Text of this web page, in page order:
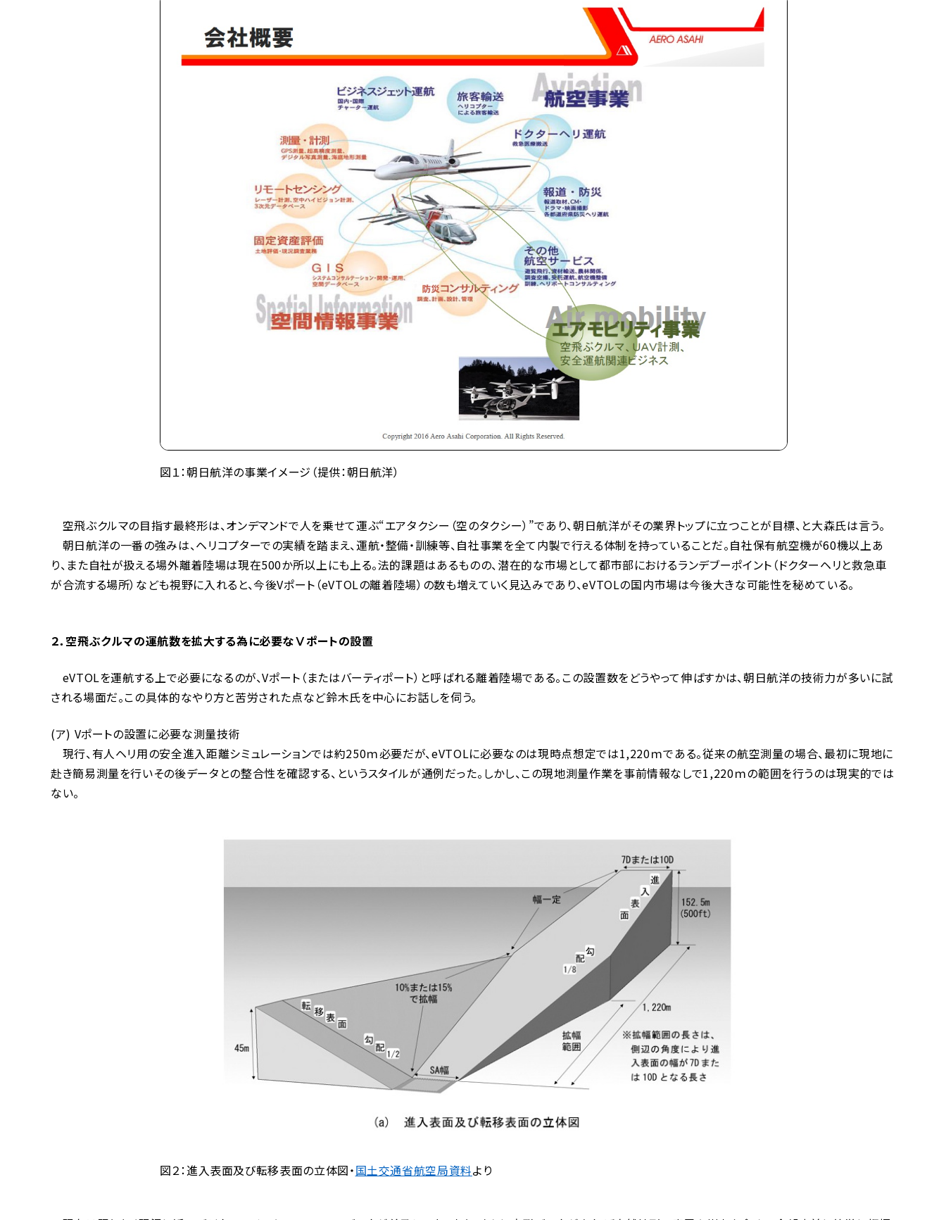
図１：朝日航洋の事業イメージ（提供：朝日航洋）
空飛ぶクルマの目指す最終形は、オンデマンドで人を乗せて運ぶ“エアタクシー（空のタクシー）”であり、朝日航洋がその業界トップに立つことが目標、と大森氏は言う。
朝日航洋の一番の強みは、ヘリコプターでの実績を踏まえ、運航・整備・訓練等、自社事業を全て内製で行える体制を持っていることだ。自社保有航空機が60機以上あ
り、また自社が扱える場外離着陸場は現在500か所以上にも上る。法的課題はあるものの、潜在的な市場として都市部におけるランデブーポイント（ドクターヘリと救急車
が合流する場所）なども視野に入れると、今後Vポート（eVTOLの離着陸場）の数も増えていく見込みであり、eVTOLの国内市場は今後大きな可能性を秘めている。
２．空飛ぶクルマの運航数を拡大する為に必要なⅤポートの設置
eVTOLを運航する上で必要になるのが、Vポート（またはバーティポート）と呼ばれる離着陸場である。この設置数をどうやって伸ばすかは、朝日航洋の技術力が多いに試
される場面だ。この具体的なやり方と苦労された点など鈴木氏を中心にお話しを伺う。
(ア) Vポートの設置に必要な測量技術
現行、有人ヘリ用の安全進入距離シミュレーションでは約250ｍ必要だが、eVTOLに必要なのは現時点想定では1,220ｍである。従来の航空測量の場合、最初に現地に
赴き簡易測量を行いその後データとの整合性を確認する、というスタイルが通例だった。しかし、この現地測量作業を事前情報なしで1,220ｍの範囲を行うのは現実的では
ない。
図２：進入表面及び転移表面の立体図・国土交通省航空局資料より